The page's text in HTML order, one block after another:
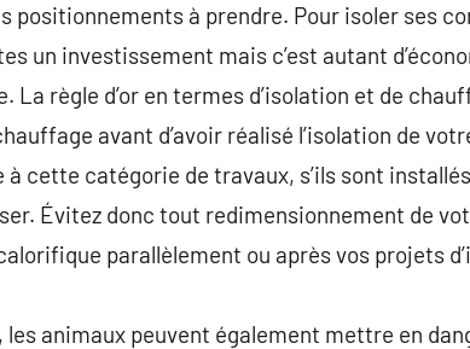
positionnements à prendre. Pour isoler ses
un investissement mais c’est autant
La règle d’or en termes d’isolation et de
avant d’avoir réalisé l’isolation de
cette catégorie de travaux, s’ils sont
Évitez donc tout redimensionnement de
parallèlement ou après vos projets
animaux peuvent également mettre en